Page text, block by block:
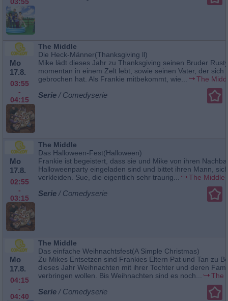
Mo
17.8.
03:55
-
04:15
The Middle
Die Heck-Männer(Thanksgiving ll)
Mike lädt dieses Jahr zu Thanksgiving seinen Bruder
momentan in einem Zelt lebt, sowie seinen Vater, der sich
gebrochen hat. Als Frankie mitbekommt, wie...
The
Serie / Comedyserie
Mo
17.8.
02:55
-
03:15
The Middle
Das Halloween-Fest(Halloween)
Frankie ist begeistert, dass sie und Mike von ihren
Halloweenparty eingeladen sind und bittet ihren Mann,
verkleiden. Sue, die eigentlich sehr traurig...
The Middle
Serie / Comedyserie
Mo
17.8.
04:15
-
04:40
The Middle
Das einfache Weihnachtsfest(A Simple Christmas)
Zu Mikes Entsetzen sind Frankies Eltern Pat und Tan zu
dieses Jahr Weihnachten mit ihrer Tochter und deren
verbringen wollen. Bis Weihnachten sind es noch...
The
Serie / Comedyserie